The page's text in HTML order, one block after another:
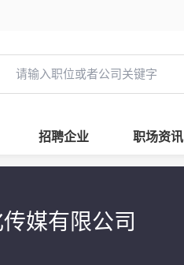
招聘企业 职场资讯
媒有限公司